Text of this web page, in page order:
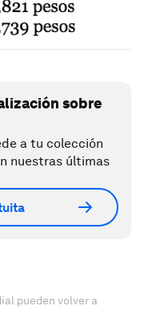
sobre
a tu colección
nuestras últimas
pueden volver a